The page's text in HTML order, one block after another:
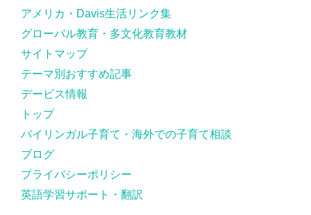
アメリカ・Davis生活リンク集
グローバル教育・多文化教育教材
サイトマップ
テーマ別おすすめ記事
デービス情報
トップ
バイリンガル子育て・海外での子育て相談
ブログ
プライバシーポリシー
英語学習サポート・翻訳